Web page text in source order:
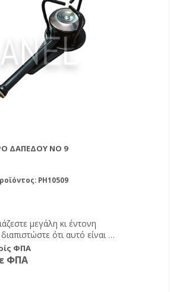
ΔΑΠΈΔΟΥ ΝΟ 9
PH10509
μεγάλη κι έντονη
ότι αυτό είναι το
που ψάχνατε. Φλόγιστρο
πίεσης 10-12 kw.
ΦΠΑ
ΦΠΑ